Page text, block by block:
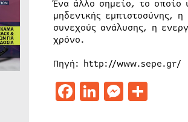
Ένα άλλο σημείο, το οποίο
μηδενικής εμπιστοσύνης,
συνεχούς ανάλυσης, η
χρόνο.
Πηγή: http://www.sepe.gr/
Facebook
LinkedIn